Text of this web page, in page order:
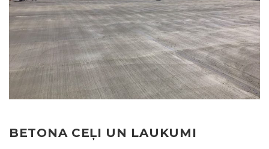
BETONA CEĻI UN LAUKUMI